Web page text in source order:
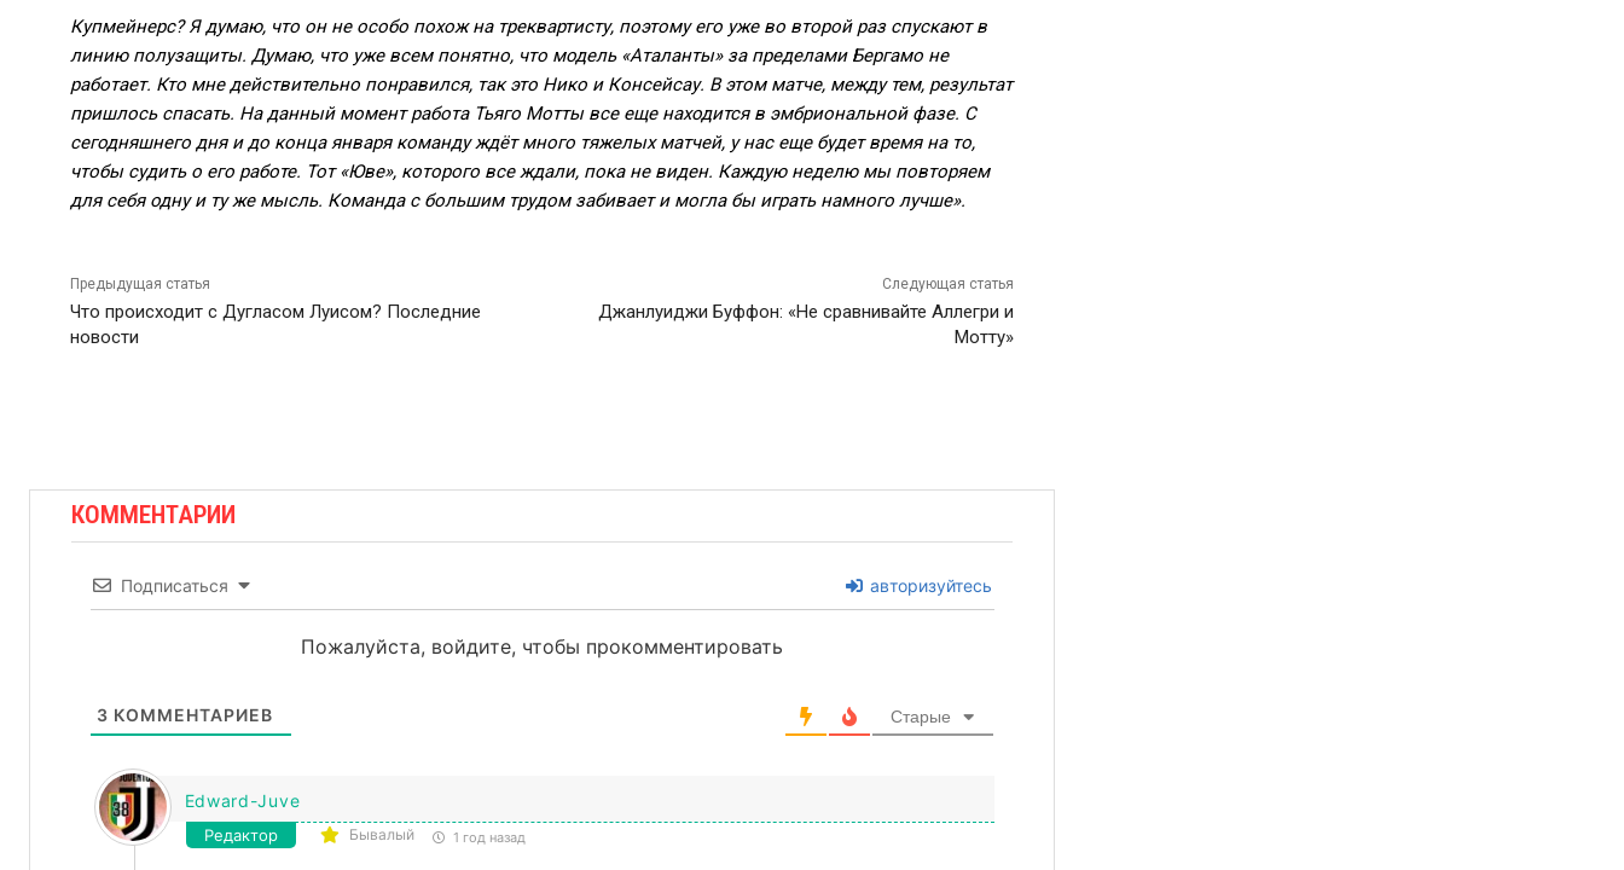
Купмейнерс? Я думаю, что он не особо похож на треквартисту, поэтому его уже во второй раз спускают в
линию полузащиты. Думаю, что уже всем понятно, что модель «Аталанты» за пределами Бергамо не
работает. Кто мне действительно понравился, так это Нико и Консейсау. В этом матче, между тем, результат
пришлось спасать. На данный момент работа Тьяго Мотты все еще находится в эмбриональной фазе. С
сегодняшнего дня и до конца января команду ждёт много тяжелых матчей, у нас еще будет время на то,
чтобы судить о его работе. Тот «Юве», которого все ждали, пока не виден. Каждую неделю мы повторяем
для себя одну и ту же мысль. Команда с большим трудом забивает и могла бы играть намного лучше».
Предыдущая статья
Что происходит с Дугласом Луисом? Последние
новости
Следующая статья
Джанлуиджи Буффон: «Не сравнивайте Аллегри и
Мотту»
КОММЕНТАРИИ
Подписаться авторизуйтесь
Пожалуйста, войдите, чтобы прокомментировать
3 КОММЕНТАРИЕВ Старые
Edward-Juve
Редактор Бывалый 1 год назад